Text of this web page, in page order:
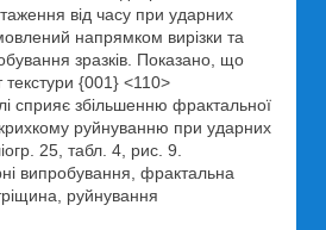
від часу при ударних
напрямком вирізки та
зразків. Показано, що
{001} <110>
сприяє збільшенню фрактальної
крихкому руйнуванню при ударних
25, табл. 4, рис. 9.
випробування, фрактальна
руйнування